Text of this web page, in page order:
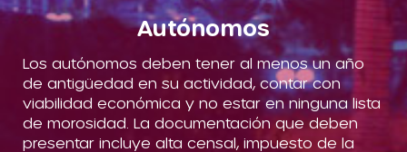
Autónomos
Los autónomos deben tener al menos un año
de antigüedad en su actividad, contar con
viabilidad económica y no estar en ninguna lista
de morosidad. La documentación que deben
presentar incluye alta censal, impuesto de la